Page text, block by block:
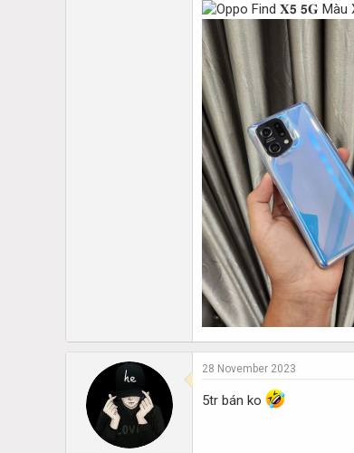
28 November 2023
5tr bán ko